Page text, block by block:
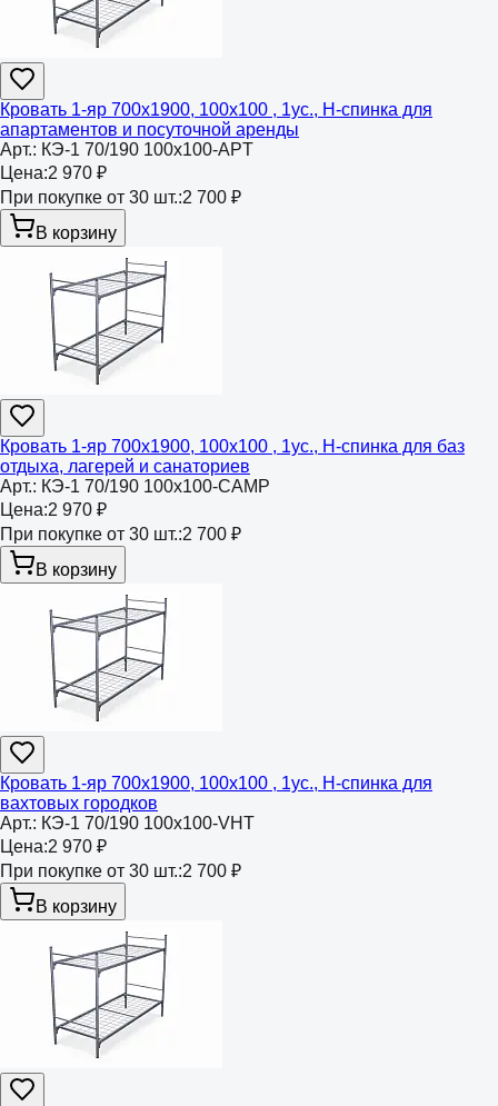
Кровать 1-яр 700х1900, 100х100 , 1ус., Н-спинка для
апартаментов и посуточной аренды
Арт.: КЭ-1 70/190 100х100-APT
Цена:2 970 ₽
При покупке от 30 шт.:2 700 ₽
В корзину
Кровать 1-яр 700х1900, 100х100 , 1ус., Н-спинка для баз
отдыха, лагерей и санаториев
Арт.: КЭ-1 70/190 100х100-CAMP
Цена:2 970 ₽
При покупке от 30 шт.:2 700 ₽
В корзину
Кровать 1-яр 700х1900, 100х100 , 1ус., Н-спинка для
вахтовых городков
Арт.: КЭ-1 70/190 100х100-VHT
Цена:2 970 ₽
При покупке от 30 шт.:2 700 ₽
В корзину